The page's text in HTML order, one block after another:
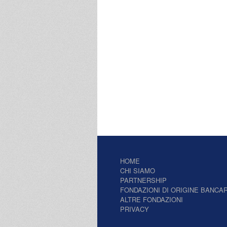
HOME
CHI SIAMO
PARTNERSHIP
FONDAZIONI DI ORIGINE
ALTRE FONDAZIONI
PRIVACY